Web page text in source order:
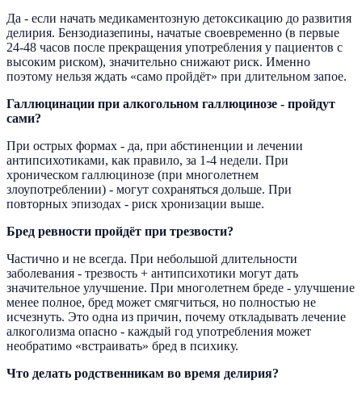
Да - если начать медикаментозную детоксикацию до развития
делирия. Бензодиазепины, начатые своевременно (в первые
24-48 часов после прекращения употребления у пациентов с
высоким риском), значительно снижают риск. Именно
поэтому нельзя ждать «само пройдёт» при длительном запое.
Галлюцинации при алкогольном галлюцинозе - пройдут
сами?
При острых формах - да, при абстиненции и лечении
антипсихотиками, как правило, за 1-4 недели. При
хроническом галлюцинозе (при многолетнем
злоупотреблении) - могут сохраняться дольше. При
повторных эпизодах - риск хронизации выше.
Бред ревности пройдёт при трезвости?
Частично и не всегда. При небольшой длительности
заболевания - трезвость + антипсихотики могут дать
значительное улучшение. При многолетнем бреде - улучшение
менее полное, бред может смягчиться, но полностью не
исчезнуть. Это одна из причин, почему откладывать лечение
алкоголизма опасно - каждый год употребления может
необратимо «встраивать» бред в психику.
Что делать родственникам во время делирия?